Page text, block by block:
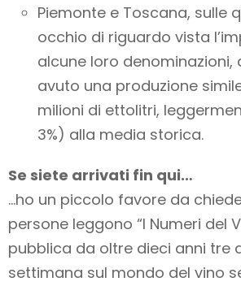
Piemonte e Toscana, sulle
occhio di riguardo vista
alcune loro denominazioni,
avuto una produzione
milioni di ettolitri,
3%) alla media storica.
Se siete arrivati fin qui…
…ho un piccolo favore da
persone leggono “I Numeri del
pubblica da oltre dieci anni tre
settimana sul mondo del vino